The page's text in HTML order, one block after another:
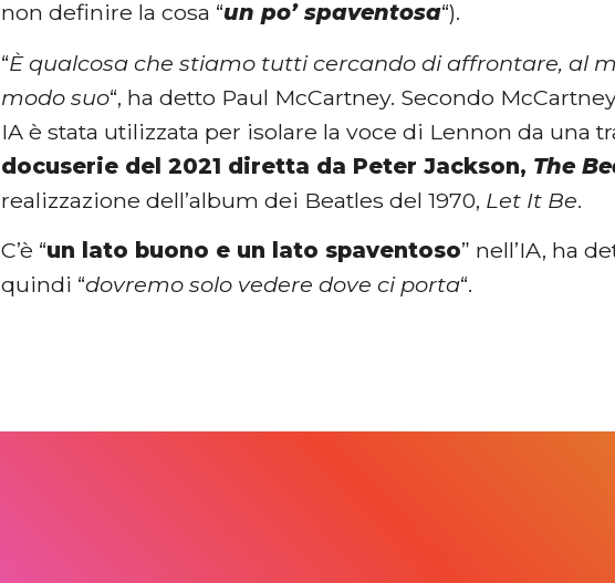
non definire la cosa “un po’ spaventosa“).
“È qualcosa che stiamo tutti cercando di affrontare, al
modo suo“, ha detto Paul McCartney. Secondo
IA è stata utilizzata per isolare la voce di Lennon da una
docuserie del 2021 diretta da Peter Jackson, The
realizzazione dell’album dei Beatles del 1970, Let It Be.
C’è “un lato buono e un lato spaventoso” nell’IA, ha
quindi “dovremo solo vedere dove ci porta“.